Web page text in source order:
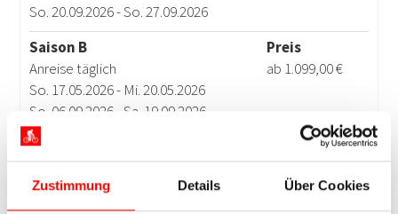
Zustimmung Details Über Cookies